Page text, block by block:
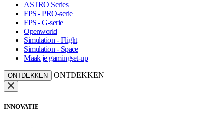
ASTRO Series
FPS - PRO-serie
FPS - G-serie
Openworld
Simulation - Flight
Simulation - Space
Maak je gamingset-up
ONTDEKKEN ONTDEKKEN
INNOVATIE